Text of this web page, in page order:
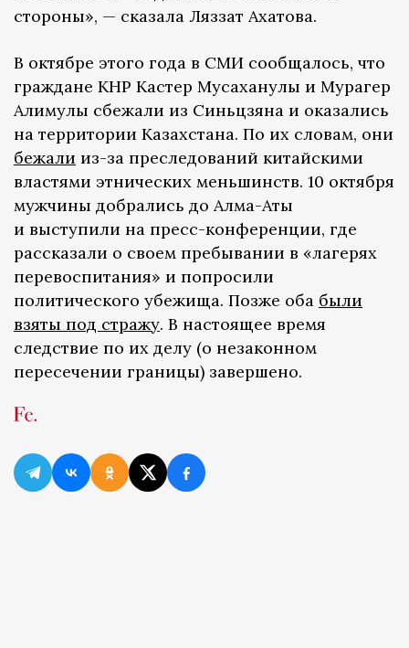
стороны», — сказала Ляззат Ахатова.
В октябре этого года в СМИ сообщалось, что
граждане КНР Кастер Мусаханулы и Мурагер
Алимулы сбежали из Синьцзяна и оказались
на территории Казахстана. По их словам, они
бежали из-за преследований китайскими
властями этнических меньшинств. 10 октября
мужчины добрались до Алма-Аты
и выступили на пресс-конференции, где
рассказали о своем пребывании в «лагерях
перевоспитания» и попросили
политического убежища. Позже оба были
взяты под стражу. В настоящее время
следствие по их делу (о незаконном
пересечении границы) завершено.